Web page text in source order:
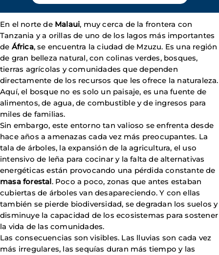
En el norte de Malaui, muy cerca de la frontera con
Tanzania y a orillas de uno de los lagos más importantes
de África, se encuentra la ciudad de Mzuzu. Es una región
de gran belleza natural, con colinas verdes, bosques,
tierras agrícolas y comunidades que dependen
directamente de los recursos que les ofrece la naturaleza.
Aquí, el bosque no es solo un paisaje, es una fuente de
alimentos, de agua, de combustible y de ingresos para
miles de familias.
Sin embargo, este entorno tan valioso se enfrenta desde
hace años a amenazas cada vez más preocupantes. La
tala de árboles, la expansión de la agricultura, el uso
intensivo de leña para cocinar y la falta de alternativas
energéticas están provocando una pérdida constante de
masa forestal. Poco a poco, zonas que antes estaban
cubiertas de árboles van desapareciendo. Y con ellas
también se pierde biodiversidad, se degradan los suelos y
disminuye la capacidad de los ecosistemas para sostener
la vida de las comunidades.
Las consecuencias son visibles. Las lluvias son cada vez
más irregulares, las sequías duran más tiempo y las